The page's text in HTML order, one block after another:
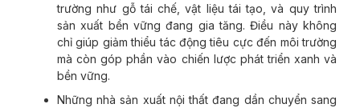
trường như gỗ tái chế, vật liệu tái tạo, và quy trình
sản xuất bền vững đang gia tăng. Điều này không
chỉ giúp giảm thiểu tác động tiêu cực đến môi trường
mà còn góp phần vào chiến lược phát triển xanh và
bền vững.
Những nhà sản xuất nội thất đang dần chuyển sang